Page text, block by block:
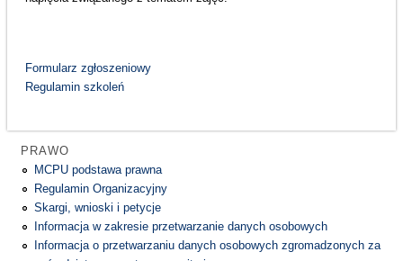
Formularz zgłoszeniowy
Regulamin szkoleń
PRAWO
MCPU podstawa prawna
Regulamin Organizacyjny
Skargi, wnioski i petycje
Informacja w zakresie przetwarzanie danych osobowych
Informacja o przetwarzaniu danych osobowych zgromadzonych za